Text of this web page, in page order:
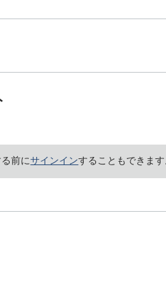
前にサインインすることもできま